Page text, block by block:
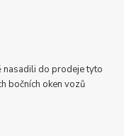
nasadili do prodeje tyto
bočních oken vozů